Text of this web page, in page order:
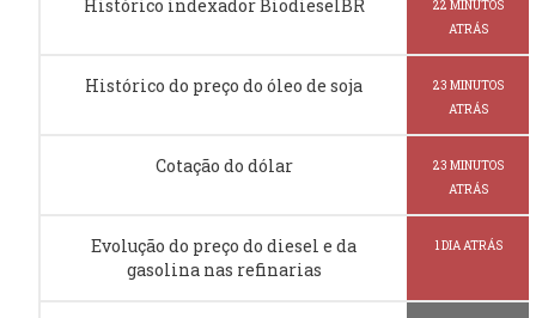
Histórico indexador BiodieselBR
22 MINUTOS
ATRÁS
Histórico do preço do óleo de soja
23 MINUTOS
ATRÁS
Cotação do dólar
23 MINUTOS
ATRÁS
Evolução do preço do diesel e da
gasolina nas refinarias
1 DIA ATRÁS